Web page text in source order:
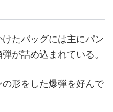
たバッグには主にパン
が詰め込まれている。
形をした爆弾を好んで